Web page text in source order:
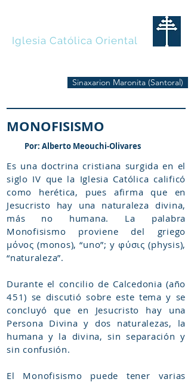
Iglesia Católica Oriental
Sinaxarion Maronita (Santoral)
MONOFISISMO
Por: Alberto Meouchi-Olivares
Es una doctrina cristiana surgida en el
siglo IV que la Iglesia Católica calificó
como herética, pues afirma que en
Jesucristo hay una naturaleza divina,
más no humana. La palabra
Monofisismo proviene del griego
μόνος (monos), “uno”; y φύσις (physis),
“naturaleza”.
Durante el concilio de Calcedonia (año
451) se discutió sobre este tema y se
concluyó que en Jesucristo hay una
Persona Divina y dos naturalezas, la
humana y la divina, sin separación y
sin confusión.
El Monofisismo puede tener varias